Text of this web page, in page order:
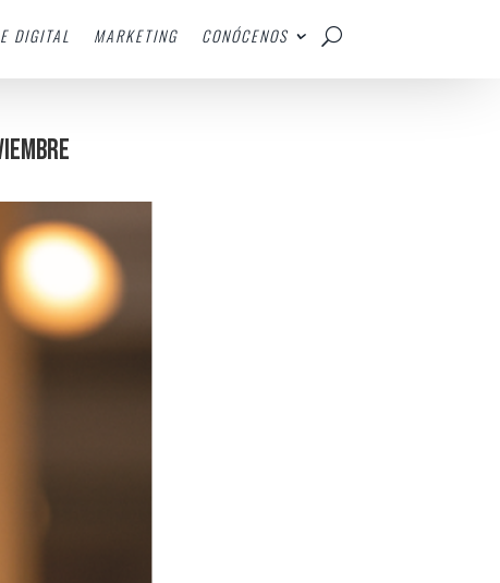
DIGITAL MARKETING CONÓCENOS